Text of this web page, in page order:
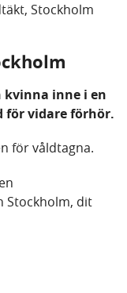
Stockholm
kvinna inne i en
för vidare förhör.
för våldtagna.
Stockholm, dit